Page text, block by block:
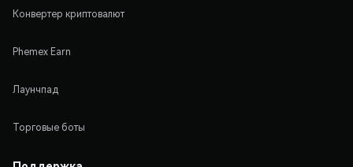
Конвертер криптовалют
Phemex Earn
Лаунчпад
Торговые боты